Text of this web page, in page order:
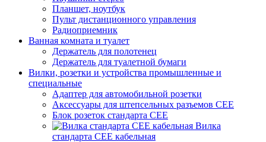
Планшет, ноутбук
Пульт дистанционного управления
Радиоприемник
Ванная комната и туалет
Держатель для полотенец
Держатель для туалетной бумаги
Вилки, розетки и устройства промышленные и
специальные
Адаптер для автомобильной розетки
Аксессуары для штепсельных разъемов CEE
Блок розеток стандарта CEE
Вилка
стандарта CEE кабельная